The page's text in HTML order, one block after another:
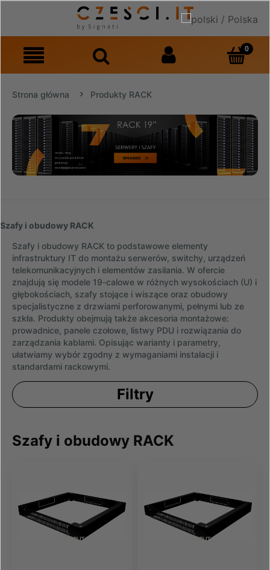
Strona główna Produkty RACK
Szafy i obudowy RACK
Szafy i obudowy RACK to podstawowe elementy
infrastruktury IT do montażu serwerów, switchy, urządzeń
telekomunikacyjnych i elementów zasilania. W ofercie
znajdują się modele 19-calowe w różnych wysokościach (U) i
głębokościach, szafy stojące i wiszące oraz obudowy
specjalistyczne z drzwiami perforowanymi, pełnymi lub ze
szkła. Produkty obejmują także akcesoria montażowe:
prowadnice, panele czołowe, listwy PDU i rozwiązania do
zarządzania kablami. Opisując warianty i parametry,
ułatwiamy wybór zgodny z wymaganiami instalacji i
standardami rackowymi.
Filtry
Szafy i obudowy RACK